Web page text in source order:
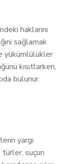
haklarını
sağlamak
yükümlülükler
kısıtlarken,
bulunur.
yargı
suçun